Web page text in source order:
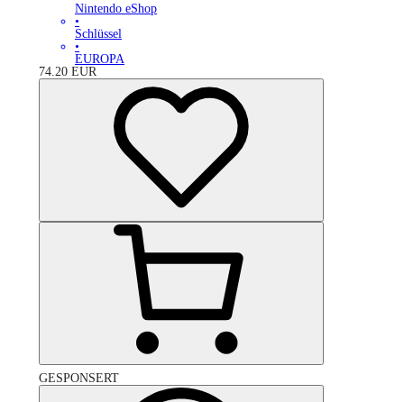
Nintendo eShop
•
Schlüssel
•
EUROPA
74.20 EUR
GESPONSERT